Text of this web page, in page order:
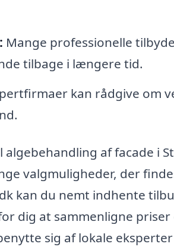
Mange professionelle
tilbage i længere tid.
kan rådgive om
af facade i
valgmuligheder, der
kan du nemt indhente
dig at sammenligne
sig af lokale